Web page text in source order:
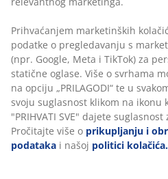
Prihvaćanjem marketinških
podatke o pregledavanju s
(npr. Google, Meta i TikTok) za
statične oglase. Više o svrhama
na opciju „PRILAGODI“ te u
svoju suglasnost klikom na ikonu
"PRIHVATI SVE" dajete
Pročitajte više o prikupljanju i
podataka i našoj politici kolačića.